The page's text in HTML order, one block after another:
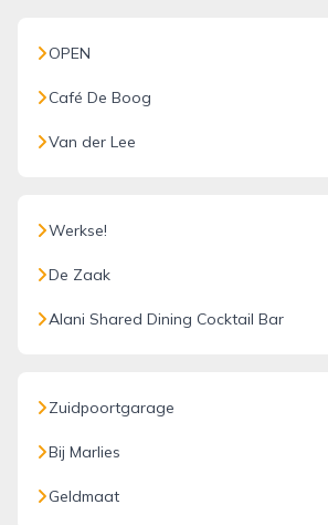
OPEN
Café De Boog
Van der Lee
Werkse!
De Zaak
Alani Shared Dining Cocktail Bar
Zuidpoortgarage
Bij Marlies
Geldmaat